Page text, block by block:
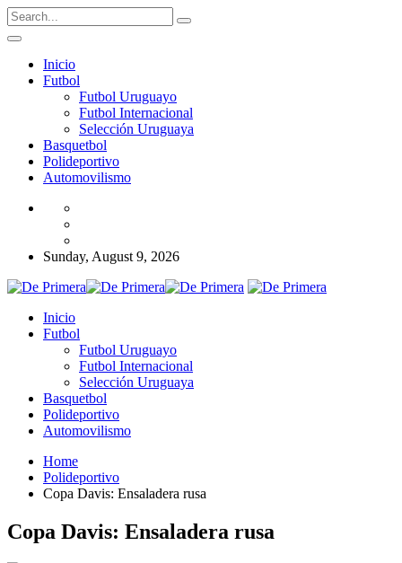
Inicio
Futbol
Futbol Uruguayo
Futbol Internacional
Selección Uruguaya
Basquetbol
Polideportivo
Automovilismo
Sunday, August 9, 2026
Inicio
Futbol
Futbol Uruguayo
Futbol Internacional
Selección Uruguaya
Basquetbol
Polideportivo
Automovilismo
Home
Polideportivo
Copa Davis: Ensaladera rusa
Copa Davis: Ensaladera rusa